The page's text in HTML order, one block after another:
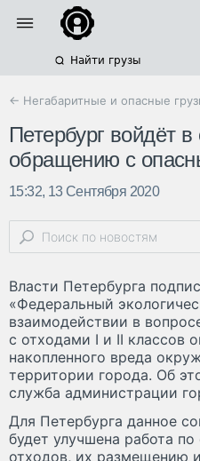
Найти грузы
← Негабаритные и опасные
Петербург войдёт
обращению с
15:32, 13 Сентября 2020
Власти Петербурга
«Федеральный
взаимодействии в
с отходами I и II классов
накопленного вреда
территории города. Об
служба администрации
Для Петербурга данное
будет улучшена работа
отходов, их размещению